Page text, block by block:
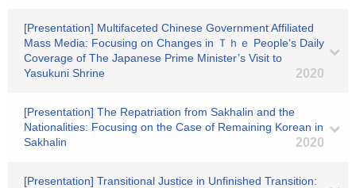
[Presentation] Multifaceted Chinese Government Affiliated
Mass Media: Focusing on Changes in Ｔｈｅ People‘s Daily
Coverage of The Japanese Prime Minister’s Visit to
Yasukuni Shrine
2020
[Presentation] The Repatriation from Sakhalin and the
Nationalities: Focusing on the Case of Remaining Korean in
Sakhalin
2020
[Presentation] Transitional Justice in Unfinished Transition: